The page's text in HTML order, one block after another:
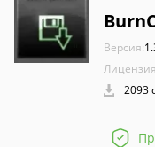
Версия:
2093